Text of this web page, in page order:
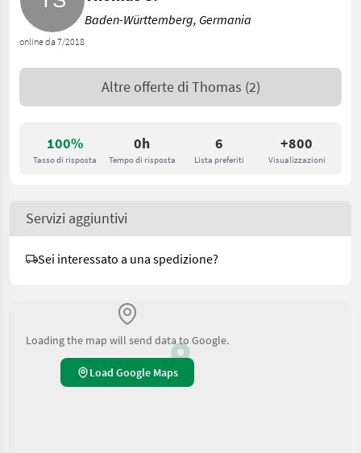
100%
Tasso di risposta
0h
Tempo di risposta
6
Lista preferiti
+800
Visualizzazioni
online da 7/2018
Baden-Württemberg, Germania
Altre offerte di Thomas (2)
Servizi aggiuntivi
Sei interessato a una spedizione?
Loading the map will send data to Google.
Load Google Maps